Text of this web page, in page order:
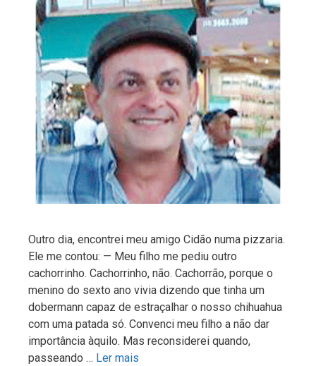
Outro dia, encontrei meu amigo Cidão numa pizzaria.
Ele me contou: — Meu filho me pediu outro
cachorrinho. Cachorrinho, não. Cachorrão, porque o
menino do sexto ano vivia dizendo que tinha um
dobermann capaz de estraçalhar o nosso chihuahua
com uma patada só. Convenci meu filho a não dar
importância àquilo. Mas reconsiderei quando,
passeando … Ler mais